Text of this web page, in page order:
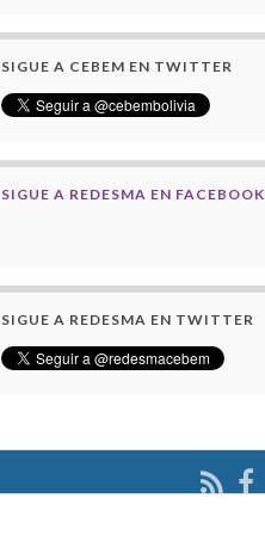
SIGUE A CEBEM EN TWITTER
SIGUE A REDESMA EN FACEBOOK
SIGUE A REDESMA EN TWITTER